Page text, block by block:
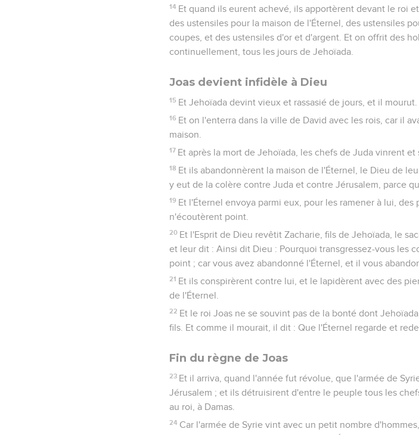
14 Et quand ils eurent achevé, ils apportèrent devant le roi
des ustensiles pour la maison de l'Éternel, des ustensiles
coupes, et des ustensiles d'or et d'argent. Et on offrit des
continuellement, tous les jours de Jehoïada.
Joas devient infidèle à Dieu
15 Et Jehoïada devint vieux et rassasié de jours, et il
16 Et on l'enterra dans la ville de David avec les rois, car il
maison.
17 Et après la mort de Jehoïada, les chefs de Juda vinrent
18 Et ils abandonnèrent la maison de l'Éternel, le Dieu de
y eut de la colère contre Juda et contre Jérusalem, parce
19 Et l'Éternel envoya parmi eux, pour les ramener à lui,
n'écoutèrent point.
20 Et l'Esprit de Dieu revêtit Zacharie, fils de Jehoïada, le
et leur dit : Ainsi dit Dieu : Pourquoi transgressez-vous les
point ; car vous avez abandonné l'Éternel, et il vous
21 Et ils conspirèrent contre lui, et le lapidèrent avec des
de l'Éternel.
22 Et le roi Joas ne se souvint pas de la bonté dont
fils. Et comme il mourait, il dit : Que l'Éternel regarde et
Fin du règne de Joas
23 Et il arriva, quand l'année fut révolue, que l'armée de
Jérusalem ; et ils détruisirent d'entre le peuple tous les
au roi, à Damas.
24 Car l'armée de Syrie vint avec un petit nombre